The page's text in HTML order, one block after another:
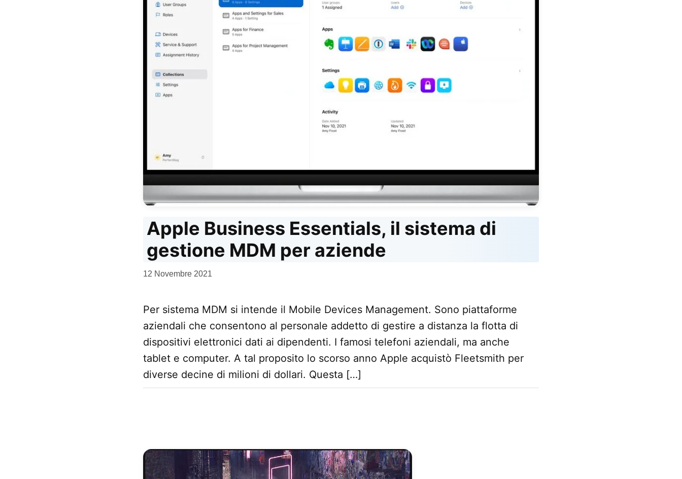
Apple Business Essentials, il sistema di
gestione MDM per aziende
da
12 Novembre 2021
Per sistema MDM si intende il Mobile Devices Management. Sono piattaforme
aziendali che consentono al personale addetto di gestire a distanza la flotta di
dispositivi elettronici dati ai dipendenti. I famosi telefoni aziendali, ma anche
tablet e computer. A tal proposito lo scorso anno Apple acquistò Fleetsmith per
diverse decine di milioni di dollari. Questa […]